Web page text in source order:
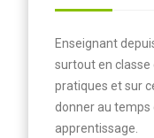
Enseignant
surtout en classe
pratiques et sur
donner au temps
apprentissage.